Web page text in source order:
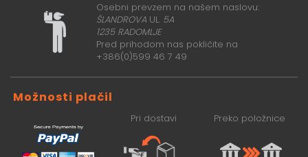
Osebni prevzem na našem naslovu:
ŠLANDROVA UL. 5A
1235 RADOMLJE
Pred prihodom nas pokličite na
+386(0)599 46 7 49
Možnosti plačil
Pri dostavi Preko položnice